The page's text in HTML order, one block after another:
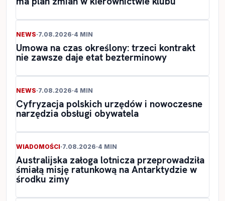
NEWS·7.08.2026·4 MIN
Umowa na czas określony: trzeci kontrakt
nie zawsze daje etat bezterminowy
NEWS·7.08.2026·4 MIN
Cyfryzacja polskich urzędów i nowoczesne
narzędzia obsługi obywatela
WIADOMOŚCI·7.08.2026·4 MIN
Australijska załoga lotnicza przeprowadziła
śmiałą misję ratunkową na Antarktydzie w
środku zimy